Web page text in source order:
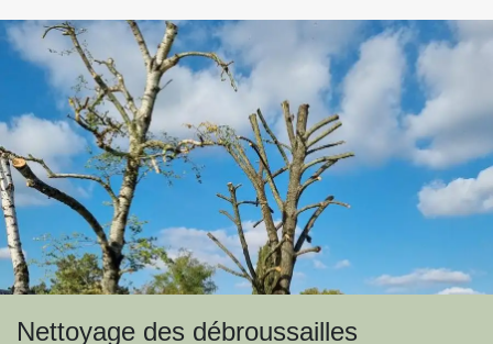
Nettoyage des débroussailles